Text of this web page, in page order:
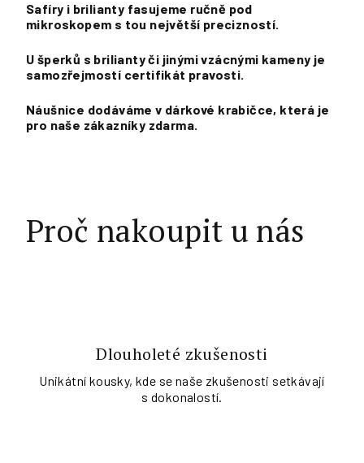
Safíry i brilianty fasujeme ručně pod
mikroskopem s tou největší precizností.
U šperků s brilianty či jinými vzácnými kameny je
samozřejmostí certifikát pravosti.
Náušnice dodáváme v dárkové krabičce, která je
pro naše zákazníky zdarma.
Proč nakoupit u nás
Dlouholeté zkušenosti
Unikátní kousky, kde se naše zkušenosti setkávají
s dokonalostí.